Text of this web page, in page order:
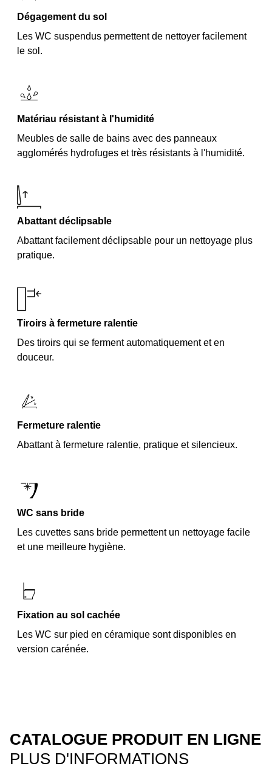
Dégagement du sol
Les WC suspendus permettent de nettoyer facilement
le sol.
Matériau résistant à l'humidité
Meubles de salle de bains avec des panneaux
agglomérés hydrofuges et très résistants à l'humidité.
Abattant déclipsable
Abattant facilement déclipsable pour un nettoyage plus
pratique.
Tiroirs à fermeture ralentie
Des tiroirs qui se ferment automatiquement et en
douceur.
Fermeture ralentie
Abattant à fermeture ralentie, pratique et silencieux.
WC sans bride
Les cuvettes sans bride permettent un nettoyage facile
et une meilleure hygiène.
Fixation au sol cachée
Les WC sur pied en céramique sont disponibles en
version carénée.
CATALOGUE PRODUIT EN LIGNE
PLUS D'INFORMATIONS